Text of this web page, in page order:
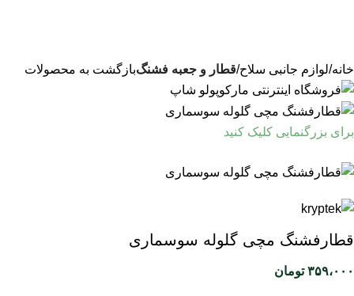
خانه لوازم جانبی سلاح قطار و جعبه فشنگبازگشت به محصولات
برای بزرگنمایی کلیک کنید
قطارفشنگ مچی گلوله سوسماری
۳۵۹،۰۰۰ تومان